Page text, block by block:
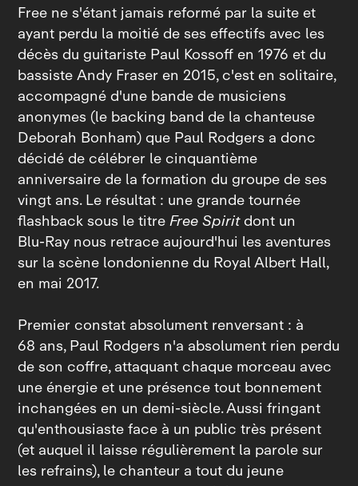
Free ne s'étant jamais reformé par la suite et
ayant perdu la moitié de ses effectifs avec les
décès du guitariste Paul Kossoff en 1976 et du
bassiste Andy Fraser en 2015, c'est en solitaire,
accompagné d'une bande de musiciens
anonymes (le backing band de la chanteuse
Deborah Bonham) que Paul Rodgers a donc
décidé de célébrer le cinquantième
anniversaire de la formation du groupe de ses
vingt ans. Le résultat : une grande tournée
flashback sous le titreFree Spiritdont un
Blu‑Ray nous retrace aujourd'hui les aventures
sur la scène londonienne du Royal Albert Hall,
en mai 2017.
Premier constat absolument renversant : à
68 ans, Paul Rodgers n'a absolument rien perdu
de son coffre, attaquant chaque morceau avec
une énergie et une présence tout bonnement
inchangées en un demi‑siècle. Aussi fringant
qu'enthousiaste face à un public très présent
(et auquel il laisse régulièrement la parole sur
les refrains), le chanteur a tout du jeune